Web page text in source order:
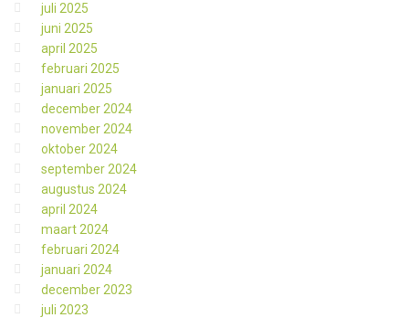
juli 2025
juni 2025
april 2025
februari 2025
januari 2025
december 2024
november 2024
oktober 2024
september 2024
augustus 2024
april 2024
maart 2024
februari 2024
januari 2024
december 2023
juli 2023